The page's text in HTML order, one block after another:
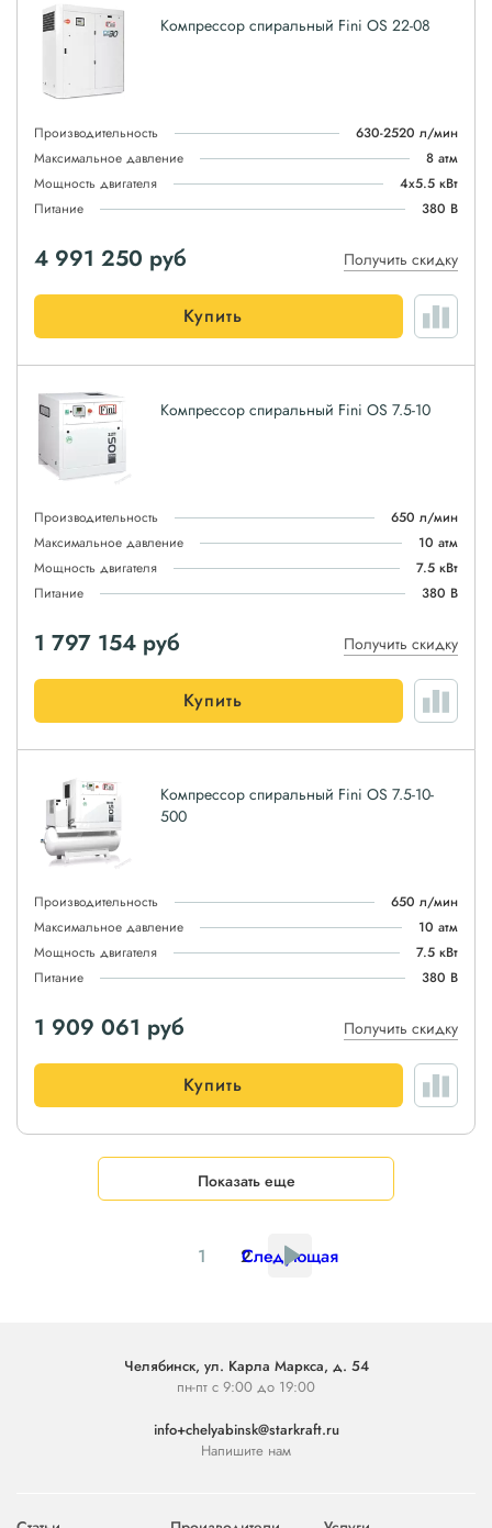
Компрессор спиральный Fini OS 22-08
Производительность
630-2520 л/мин
Максимальное давление
8 атм
Мощность двигателя
4x5.5 кВт
Питание
380 В
4 991 250 руб Получить скидку
Купить
Компрессор спиральный Fini OS 7.5-10
Производительность
650 л/мин
Максимальное давление
10 атм
Мощность двигателя
7.5 кВт
Питание
380 В
1 797 154 руб Получить скидку
Купить
Компрессор спиральный Fini OS 7.5-10-
500
Производительность
650 л/мин
Максимальное давление
10 атм
Мощность двигателя
7.5 кВт
Питание
380 В
1 909 061 руб Получить скидку
Купить
Показать еще
1 2
Следующая
Челябинск, ул. Карла Маркса, д. 54
пн-пт с 9:00 до 19:00
info+chelyabinsk@starkraft.ru
Напишите нам